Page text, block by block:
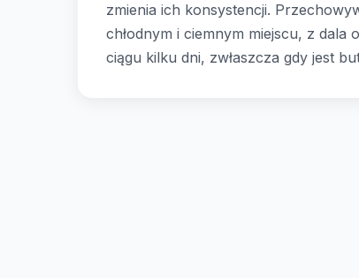
zmienia ich konsystencji.
chłodnym i ciemnym miejscu, z
ciągu kilku dni, zwłaszcza gdy jest